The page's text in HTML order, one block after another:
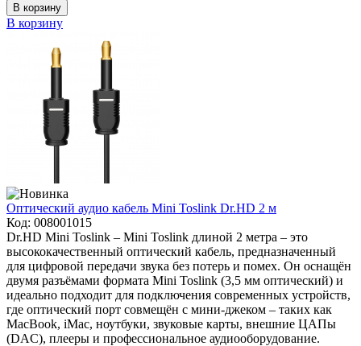
В корзину
В корзину
Оптический аудио кабель Mini Toslink Dr.HD 2 м
Код: 008001015
Dr.HD Mini Toslink – Mini Toslink длиной 2 метра – это
высококачественный оптический кабель, предназначенный
для цифровой передачи звука без потерь и помех. Он оснащён
двумя разъёмами формата Mini Toslink (3,5 мм оптический) и
идеально подходит для подключения современных устройств,
где оптический порт совмещён с мини-джеком – таких как
MacBook, iMac, ноутбуки, звуковые карты, внешние ЦАПы
(DAC), плееры и профессиональное аудиооборудование.